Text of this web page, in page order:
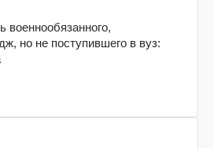
военнообязанного,
но не поступившего в вуз: